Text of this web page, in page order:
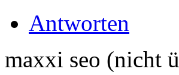
Antworten
maxxi seo (nicht